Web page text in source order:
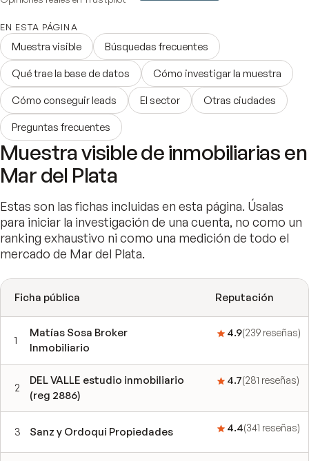
EN ESTA PÁGINA
Muestra visible Búsquedas frecuentes
Qué trae la base de datos Cómo investigar la muestra
Cómo conseguir leads El sector Otras ciudades
Preguntas frecuentes
Muestra visible de inmobiliarias en
Mar del Plata
Estas son las fichas incluidas en esta página. Úsalas
para iniciar la investigación de una cuenta, no como un
ranking exhaustivo ni como una medición de todo el
mercado de Mar del Plata.
Ficha pública Reputación
1
Matías Sosa Broker
Inmobiliario
4.9(239 reseñas)
2
DEL VALLE estudio inmobiliario
(reg 2886)
4.7(281 reseñas)
3 Sanz y Ordoqui Propiedades 4.4(341 reseñas)